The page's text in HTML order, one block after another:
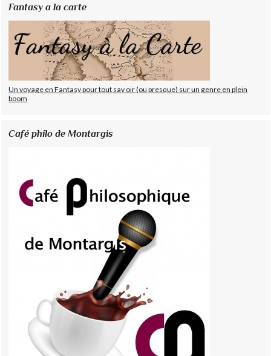
Fantasy a la carte
Un voyage en Fantasy pour tout sav oir (ou presque) sur un genre en plein
boom
Café philo de Montargis